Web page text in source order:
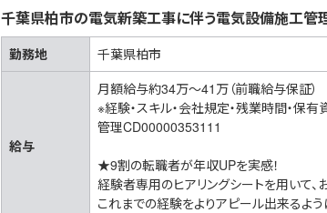
千葉県柏市の電気新築工事に伴う電気設備施工管
勤務地 千葉県柏市
給与
月額給与約34万～41万（前職給与保証）
※経験・スキル・会社規定・残業時間・保有
管理CD00000353111
★9割の転職者が年収UPを実感！
経験者専用のヒアリングシートを用いて、
これまでの経験をよりアピール出来るよ